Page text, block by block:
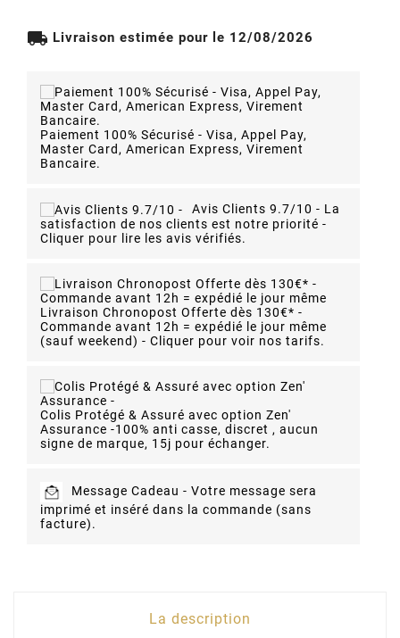
local_shipping Livraison estimée pour le 12/08/2026
Paiement 100% Sécurisé - Visa, Appel Pay,
Master Card, American Express, Virement
Bancaire.
Avis Clients 9.7/10 - La
satisfaction de nos clients est notre priorité -
Cliquer pour lire les avis vérifiés.
Livraison Chronopost Offerte dès 130€* -
Commande avant 12h = expédié le jour même
(sauf weekend) - Cliquer pour voir nos tarifs.
Colis Protégé & Assuré avec option Zen'
Assurance -100% anti casse, discret , aucun
signe de marque, 15j pour échanger.
Message Cadeau - Votre message sera
imprimé et inséré dans la commande (sans
facture).
La description